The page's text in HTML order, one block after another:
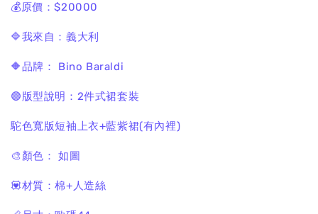
💰原價：$20000
🔷我來自：義大利
🔶品牌： Bino Baraldi
🟣版型說明：2件式裙套裝
駝色寬版短袖上衣+藍紫裙(有內裡)
🎨顏色： 如圖
💟材質：棉+人造絲